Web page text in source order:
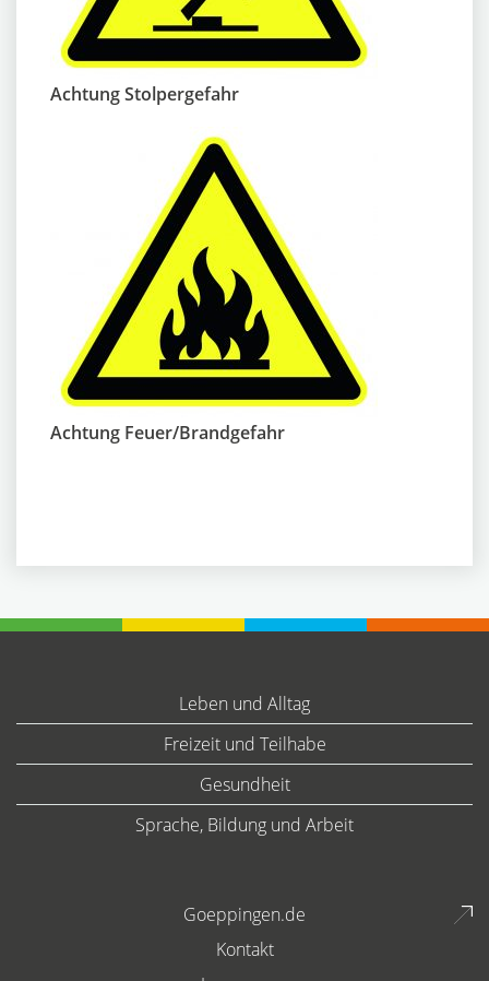
Achtung Stolpergefahr
Achtung Feuer/Brandgefahr
Leben und Alltag
Freizeit und Teilhabe
Gesundheit
Sprache, Bildung und Arbeit
Goeppingen.de
Kontakt